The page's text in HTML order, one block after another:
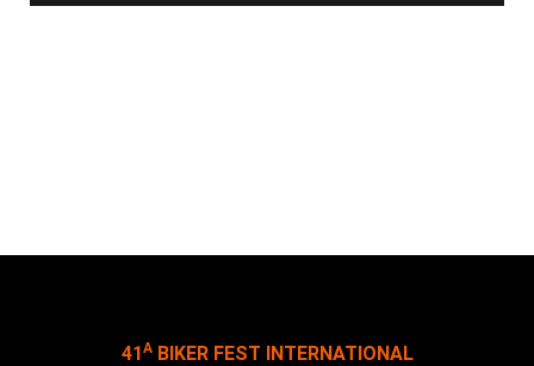
41 ABIKER FEST INTERNATIONAL